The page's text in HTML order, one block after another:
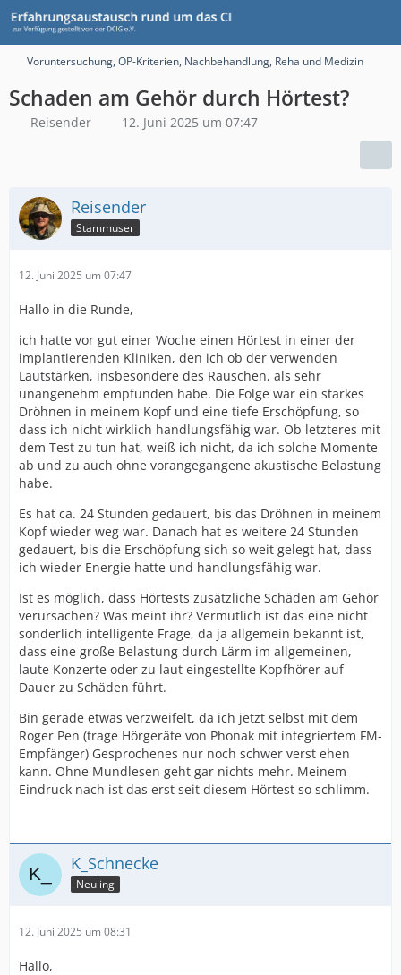
Voruntersuchung, OP-Kriterien, Nachbehandlung, Reha und Medizin
Schaden am Gehör durch Hörtest?
Reisender 12. Juni 2025 um 07:47
Reisender
Stammuser
12. Juni 2025 um 07:47
Hallo in die Runde,
ich hatte vor gut einer Woche einen Hörtest in einer der
implantierenden Kliniken, den ich ob der verwenden
Lautstärken, insbesondere des Rauschen, als sehr
unangenehm empfunden habe. Die Folge war ein starkes
Dröhnen in meinem Kopf und eine tiefe Erschöpfung, so
dass ich nicht wirklich handlungsfähig war. Ob letzteres mit
dem Test zu tun hat, weiß ich nicht, da ich solche Momente
ab und zu auch ohne vorangegangene akustische Belastung
habe.
Es hat ca. 24 Stunden gedauert, bis das Dröhnen in meinem
Kopf wieder weg war. Danach hat es weitere 24 Stunden
gedauert, bis die Erschöpfung sich so weit gelegt hat, dass
ich wieder Energie hatte und handlungsfähig war.
Ist es möglich, dass Hörtests zusätzliche Schäden am Gehör
verursachen? Was meint ihr? Vermutlich ist das eine nicht
sonderlich intelligente Frage, da ja allgemein bekannt ist,
dass eine große Belastung durch Lärm im allgemeinen,
laute Konzerte oder zu laut eingestellte Kopfhörer auf
Dauer zu Schäden führt.
Bin gerade etwas verzweifelt, da ich jetzt selbst mit dem
Roger Pen (trage Hörgeräte von Phonak mit integriertem FM-
Empfänger) Gesprochenes nur noch schwer verst ehen
kann. Ohne Mundlesen geht gar nichts mehr. Meinem
Eindruck nach ist das erst seit diesem Hörtest so schlimm.
K_Schnecke
Neuling
12. Juni 2025 um 08:31
Hallo,